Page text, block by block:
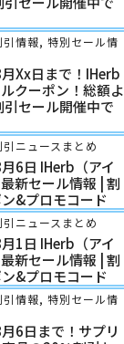
情報, 特別セール情
xx日まで！iHerb
クーポン！総額よ
引セール開催中で
ニュースまとめ
6日 IHerb（アイ
新セール情報 | 割
&プロモコード
ニュースまとめ
1日 IHerb（アイ
新セール情報 | 割
&プロモコード
情報, 特別セール情
6日まで！サプリ